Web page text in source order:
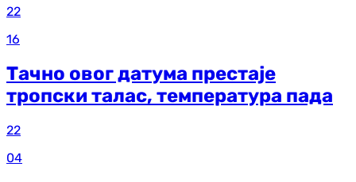
22
16
Тачно овог датума престаје
тропски талас, температура пада
22
04